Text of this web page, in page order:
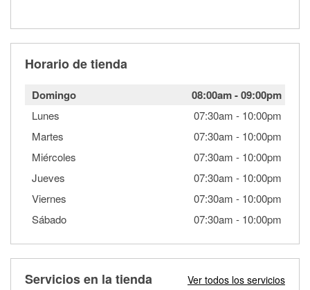
Horario de tienda
Domingo 08:00am-09:00pm
Lunes 07:30am - 10:00pm
Martes
07:30am - 10:00pm
Miércoles
07:30am - 10:00pm
Jueves
07:30am - 10:00pm
Viernes
07:30am - 10:00pm
Sábado
07:30am - 10:00pm
Servicios en la tienda Ver todos los servicios